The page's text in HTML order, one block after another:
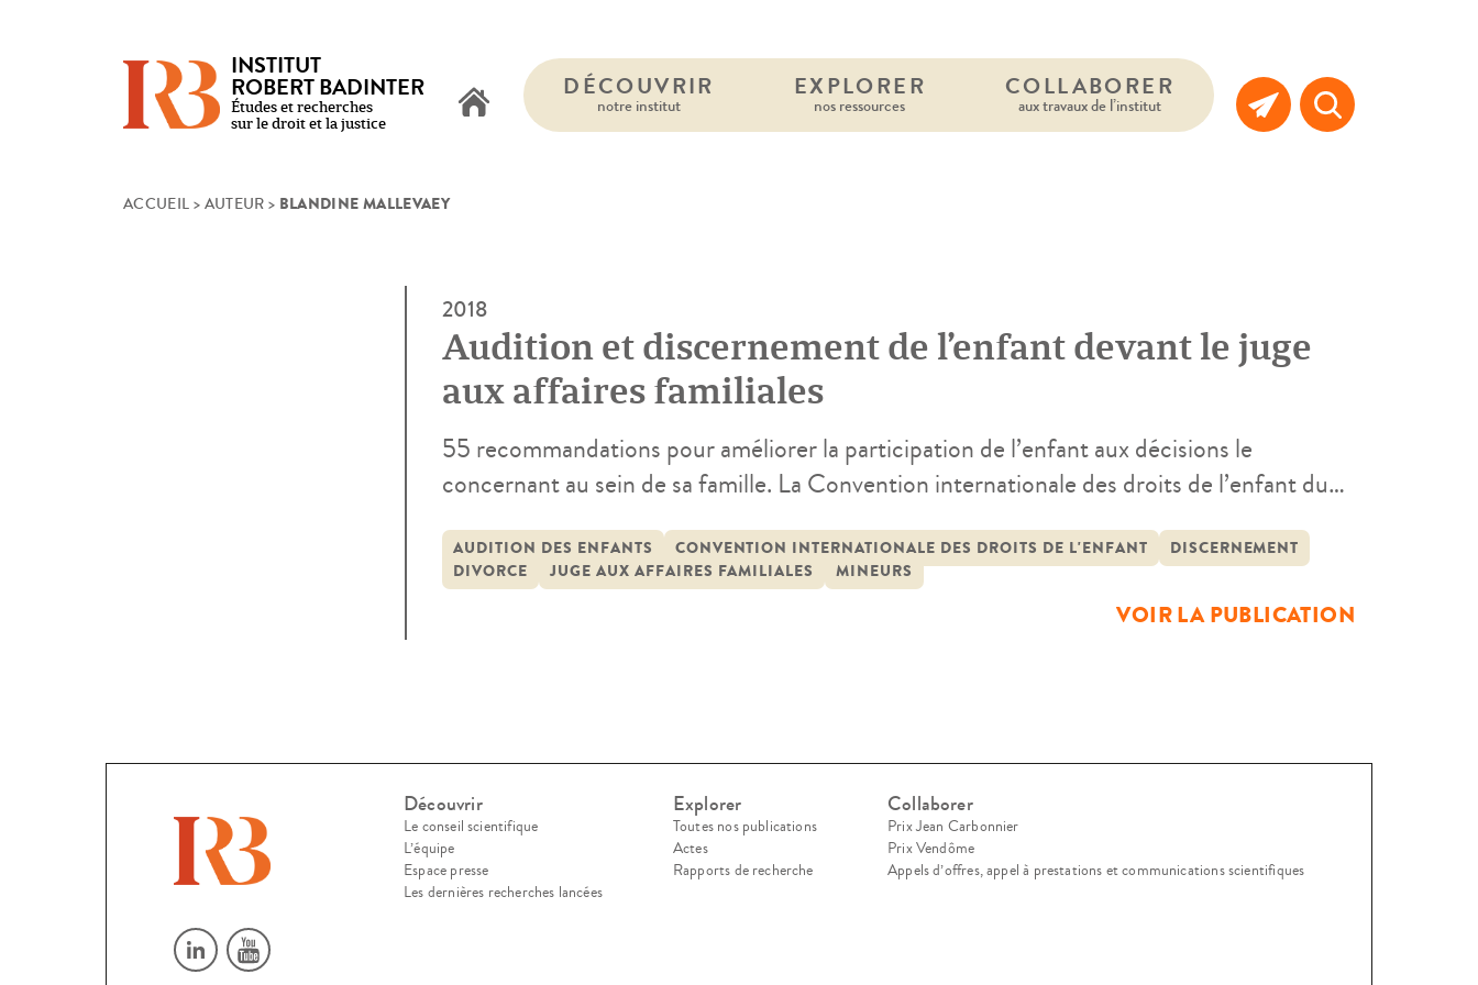
INSTITUT
ROBERT BADINTER
Études et recherches
sur le droit et la justice
DÉCOUVRIR
notre institut
EXPLORER
nos ressources
COLLABORER
aux travaux de l’institut
ACCUEIL > AUTEUR > BLANDINE MALLEVAEY
2018
Audition et discernement de l’enfant devant le juge
aux affaires familiales
55 recommandations pour améliorer la participation de l’enfant aux décisions le
concernant au sein de sa famille. La Convention internationale des droits de l’enfant du
opinions sur toute question l’intéressant et que celles-ci doivent être prises en
considération selon son âge […]
AUDITION DES ENFANTS CONVENTION INTERNATIONALE DES DROITS DE L'ENFANT
DISCERNEMENT
DIVORCE
JUGE AUX AFFAIRES FAMILIALES MINEURS
VOIR LA PUBLICATION
Découvrir
Le conseil scientifique
L’équipe
Espace presse
Les dernières recherches lancées
Explorer
Toutes nos publications
Actes
Rapports de recherche
Collaborer
Prix Jean Carbonnier
Prix Vendôme
Appels d’offres, appel à prestations et communications scientifiques